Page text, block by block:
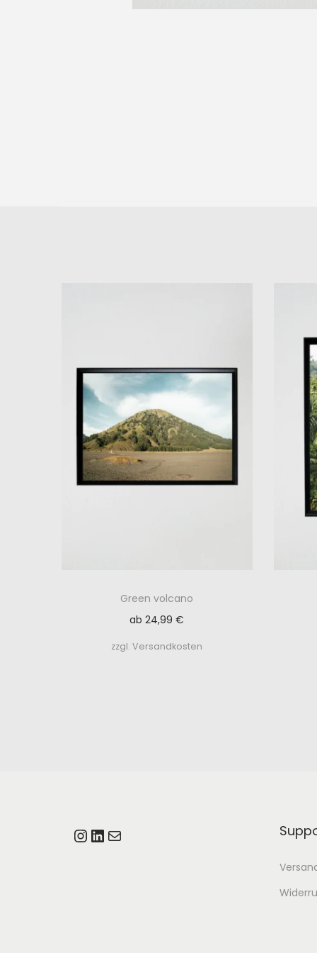
Green volcano
ab24,99€
zzgl. Versandkosten
InstagramLinkedIn E-Mail